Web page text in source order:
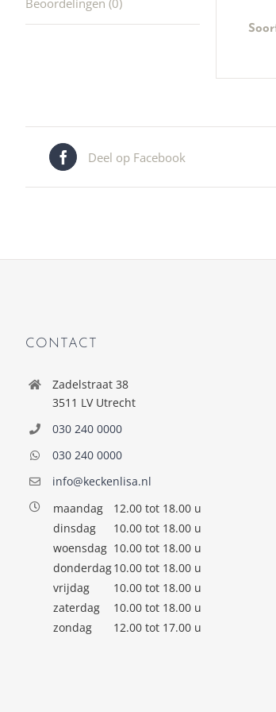
Deel op Facebook
CONTACT
Zadelstraat 38
3511 LV Utrecht
030 240 0000
030 240 0000
info@keckenlisa.nl
maandag
12.00 tot 18.00 u
dinsdag
10.00 tot 18.00 u
woensdag 10.00 tot 18.00 u
donderdag10.00 tot 18.00 u
vrijdag
10.00 tot 18.00 u
zaterdag
10.00 tot 18.00 u
zondag
12.00 tot 17.00 u